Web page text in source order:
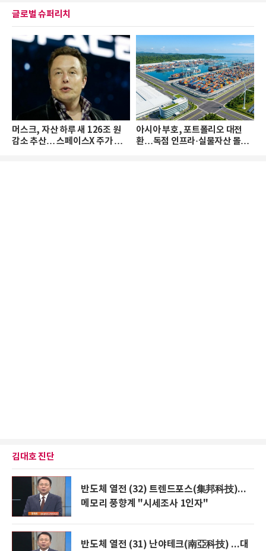
글로벌 슈퍼리치
머스크, 자산 하루 새 126조 원
감소 추산… 스페이스X 주가 하
아시아 부호, 포트폴리오 대전
환…독점 인프라·실물자산 몰린
김대호 진단
반도체 열전 (32) 트렌드포스(集邦科技)...
메모리 풍향계 "시세조사 1인자"
반도체 열전 (31) 난야테크(南亞科技) ...대